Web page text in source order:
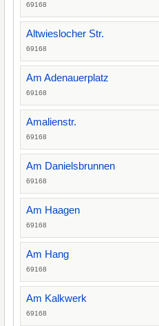
69168
Altwieslocher Str.
69168
Am Adenauerplatz
69168
Amalienstr.
69168
Am Danielsbrunnen
69168
Am Haagen
69168
Am Hang
69168
Am Kalkwerk
69168